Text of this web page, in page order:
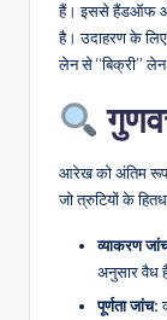
हैं। इससे हैंडऑफ
है। उदाहरण के
लेन से “बिक्री”
आरेख को अंतिम
जो त्रुटियों के
व्याकरण
अनुसार वैध
पूर्णता जांच: